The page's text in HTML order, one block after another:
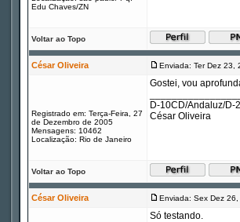
Edu Chaves/ZN
Voltar ao Topo
César Oliveira Enviada: Ter Dez 23,
Registrado em: Terça-Feira, 27
de Dezembro de 2005
Mensagens: 10462
Localização: Rio de Janeiro
Gostei, vou
D-10CD/Andaluz/D-
César Oliveira
Voltar ao Topo
César Oliveira Enviada: Sex Dez
Só testando.